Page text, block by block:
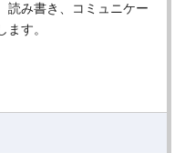
読み書き、コミュニケー
す。